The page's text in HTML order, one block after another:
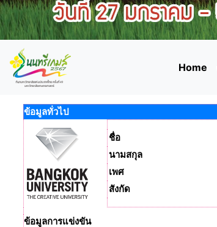
Home
ข้อมูลทั่วไป
ชื่อ
นามสกุล
เพศ
สังกัด
ข้อมูลการแข่งขัน